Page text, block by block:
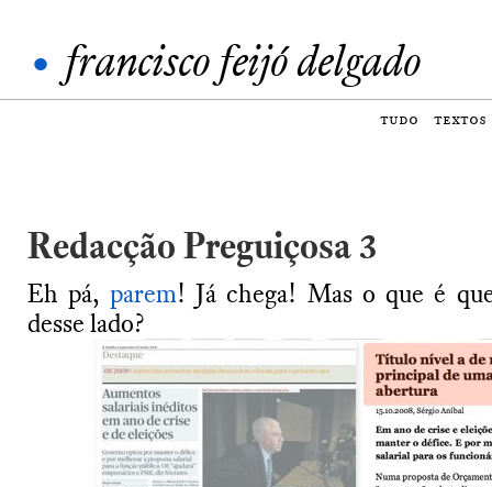
• francisco feijó delgado
tudo textos
Redacção Preguiçosa 3
Eh pá, parem! Já chega! Mas o que é
desse lado?